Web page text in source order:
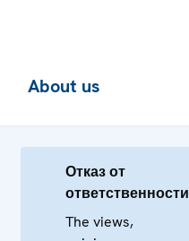
About us
Отказ от
ответственности
The views,